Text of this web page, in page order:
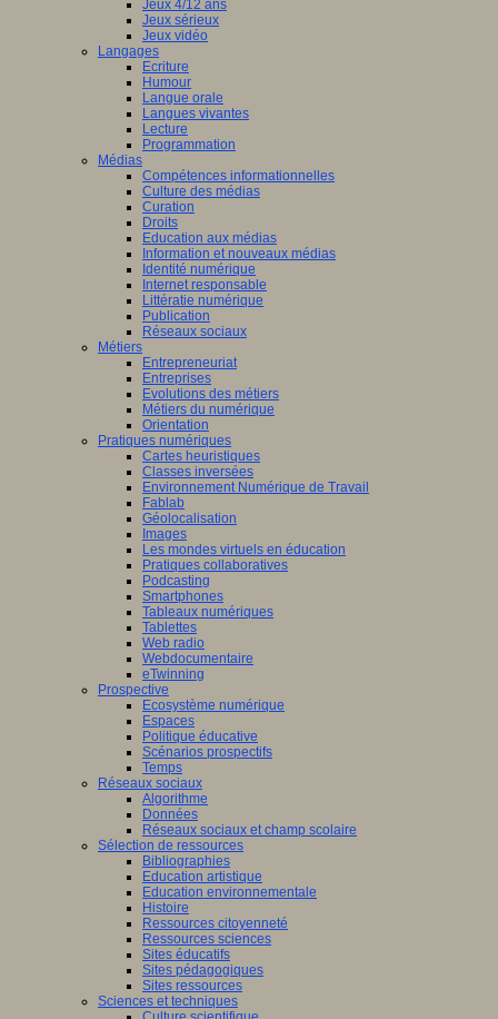
Jeux 4/12 ans
Jeux sérieux
Jeux vidéo
Langages
Ecriture
Humour
Langue orale
Langues vivantes
Lecture
Programmation
Médias
Compétences informationnelles
Culture des médias
Curation
Droits
Education aux médias
Information et nouveaux médias
Identité numérique
Internet responsable
Littératie numérique
Publication
Réseaux sociaux
Métiers
Entrepreneuriat
Entreprises
Evolutions des métiers
Métiers du numérique
Orientation
Pratiques numériques
Cartes heuristiques
Classes inversées
Environnement Numérique de Travail
Fablab
Géolocalisation
Images
Les mondes virtuels en éducation
Pratiques collaboratives
Podcasting
Smartphones
Tableaux numériques
Tablettes
Web radio
Webdocumentaire
eTwinning
Prospective
Ecosystème numérique
Espaces
Politique éducative
Scénarios prospectifs
Temps
Réseaux sociaux
Algorithme
Données
Réseaux sociaux et champ scolaire
Sélection de ressources
Bibliographies
Education artistique
Education environnementale
Histoire
Ressources citoyenneté
Ressources sciences
Sites éducatifs
Sites pédagogiques
Sites ressources
Sciences et techniques